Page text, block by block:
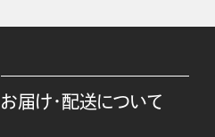
お届け・配送について